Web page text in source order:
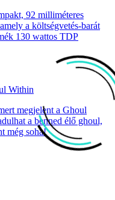
92 milliméteres
a költségvetés-barát
130 wattos TDP
Within
megjelent a Ghoul
a benned élő ghoul,
még soha!